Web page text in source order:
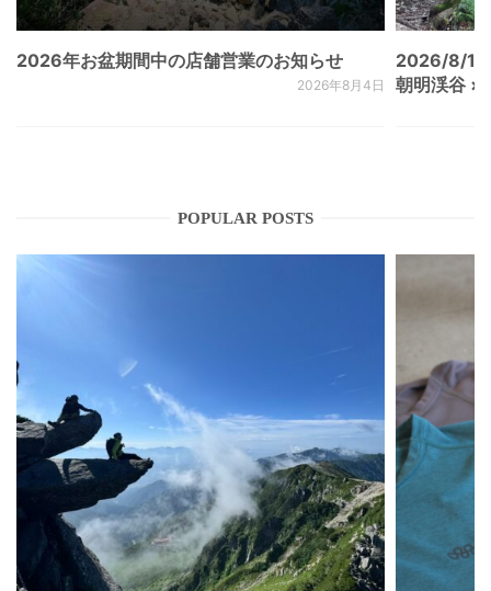
2026年お盆期間中の店舗営業のお知らせ
2026年8月4日
2026/8/
朝明渓谷 ×
POPULAR POSTS